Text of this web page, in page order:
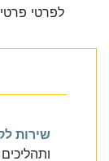
לפרטי
שירות